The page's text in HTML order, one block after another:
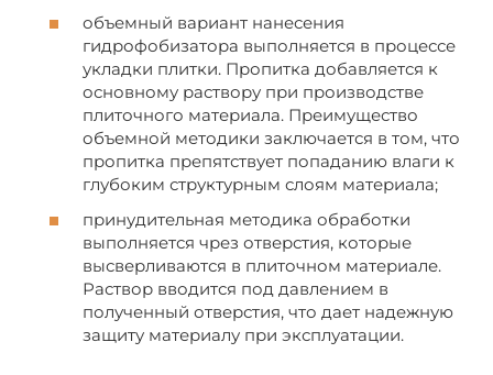
объемный вариант нанесения
гидрофобизатора выполняется в процессе
укладки плитки. Пропитка добавляется к
основному раствору при производстве
плиточного материала. Преимущество
объемной методики заключается в том, что
пропитка препятствует попаданию влаги к
глубоким структурным слоям материала;
принудительная методика обработки
выполняется чрез отверстия, которые
высверливаются в плиточном материале.
Раствор вводится под давлением в
полученный отверстия, что дает надежную
защиту материалу при эксплуатации.